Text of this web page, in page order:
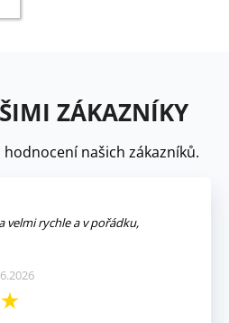
ZÁKAZNÍKY
našich zákazníků.
velmi rychle a v pořádku,